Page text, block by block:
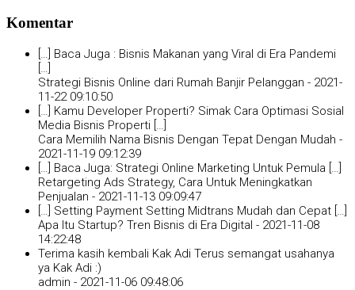
Komentar
[…] Baca Juga : Bisnis Makanan yang Viral di Era Pandemi
Strategi Bisnis Online dari Rumah Banjir Pelanggan - 2021-
11-22 09:10:50
[…] Kamu Developer Properti? Simak Cara Optimasi Sosial
Media Bisnis Properti […]
Cara Memilih Nama Bisnis Dengan Tepat Dengan Mudah -
2021-11-19 09:12:39
[…] Baca Juga: Strategi Online Marketing Untuk Pemula […]
Retargeting Ads Strategy, Cara Untuk Meningkatkan
Penjualan - 2021-11-13 09:09:47
[…] Setting Payment Setting Midtrans Mudah dan Cepat […]
Apa Itu Startup? Tren Bisnis di Era Digital - 2021-11-08
14:22:48
Terima kasih kembali Kak Adi Terus semangat usahanya
ya Kak Adi :)
admin - 2021-11-06 09:48:06